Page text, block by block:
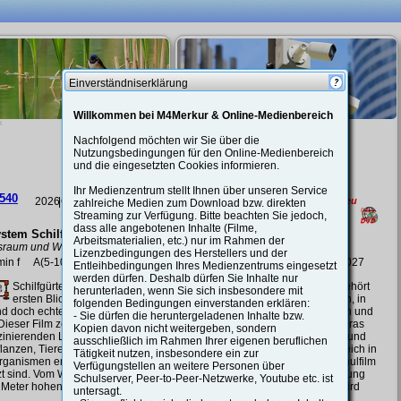
Einverständniserklärung
Willkommen bei M4Merkur & Online-Medienbereich
Nachfolgend möchten wir Sie über die
Nutzungsbedingungen für den Online-Medienbereich
und die eingesetzten Cookies informieren.
Ihr Medienzentrum stellt Ihnen über unseren Service
zahlreiche Medien zum Download bzw. direkten
Streaming zur Verfügung. Bitte beachten Sie jedoch,
dass alle angebotenen Inhalte (Filme,
Arbeitsmaterialien, etc.) nur im Rahmen der
Lizenzbedingungen des Herstellers und der
Entleihbedingungen Ihres Medienzentrums eingesetzt
werden dürfen. Deshalb dürfen Sie Inhalte nur
herunterladen, wenn Sie sich insbesondere mit
folgenden Bedingungen einverstanden erklären:
- Sie dürfen die heruntergeladenen Inhalte bzw.
Kopien davon nicht weitergeben, sondern
ausschließlich im Rahmen Ihrer eigenen beruflichen
Tätigkeit nutzen, insbesondere ein zur
Verfügungstellen an weitere Personen über
Schulserver, Peer-to-Peer-Netzwerke, Youtube etc. ist
untersagt.
Doppelklick erweitert auf Untersachgebiete.
auch
auf oder
und
ein.
Mediums einloggen,
2026|O Neu
über Privatsphäre?
f
A(5-10);
16.06.2027
Videoüberwachung gehört
zum Alltag: auf Straßen, in
bei Veranstaltungen und
privaten Umfeld. Kameras
Sicherheit, Schutz und
- doch sie greifen zugleich in
ein. Dieser Schulfilm
wie Videoüberwachung
wo sie eingesetzt wird
55508544 2026|O
Bedrohungen für die
internationale Sicherheit
Aufrüstung in Deutschland
16:35 min f
A(9-13);
Wie sicher ist unsere Welt -
und welchen Preis hat
Aufrüstung in Deutschland? Das
Medium beleuchtet die wachsenden
Bedrohungen für die internationale
Sicherheit und zeigt, warum
Deutschland und Europa ihre
Verteidigung neu ausrichten. Von